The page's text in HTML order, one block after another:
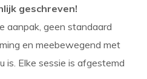
geschreven!
aanpak, geen standaard
en meebewegend met
is. Elke sessie is afgestemd